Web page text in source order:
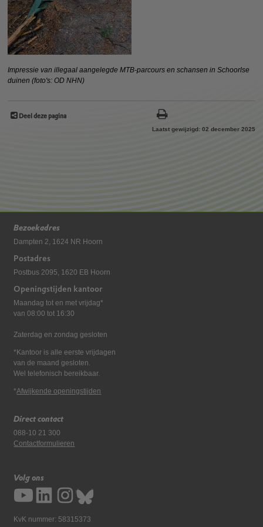
Impressie van illegaal aangelegde MTB-parcours en schansen in Schoorlse
duinen (foto's: OD NHN)
Deel deze pagina
Laatst gewijzigd: 02 december 2025
Bezoekadres
Dampten 2, 1624 NR Hoorn
Postadres
Postbus 2095, 1620 EB Hoorn
Openingstijden kantoor
Maandag tot en met vrijdag*
van 08:00 tot 16:30
Zaterdag en zondag gesloten
*Kantoor is alle eerste vrijdagen
van de maand gesloten.
Wel telefonisch bereikbaar.
*Afwijkende openingstijden
Direct contact
088-10 21 300
Contactformulieren
Volg ons
KvK nummer: 58315373